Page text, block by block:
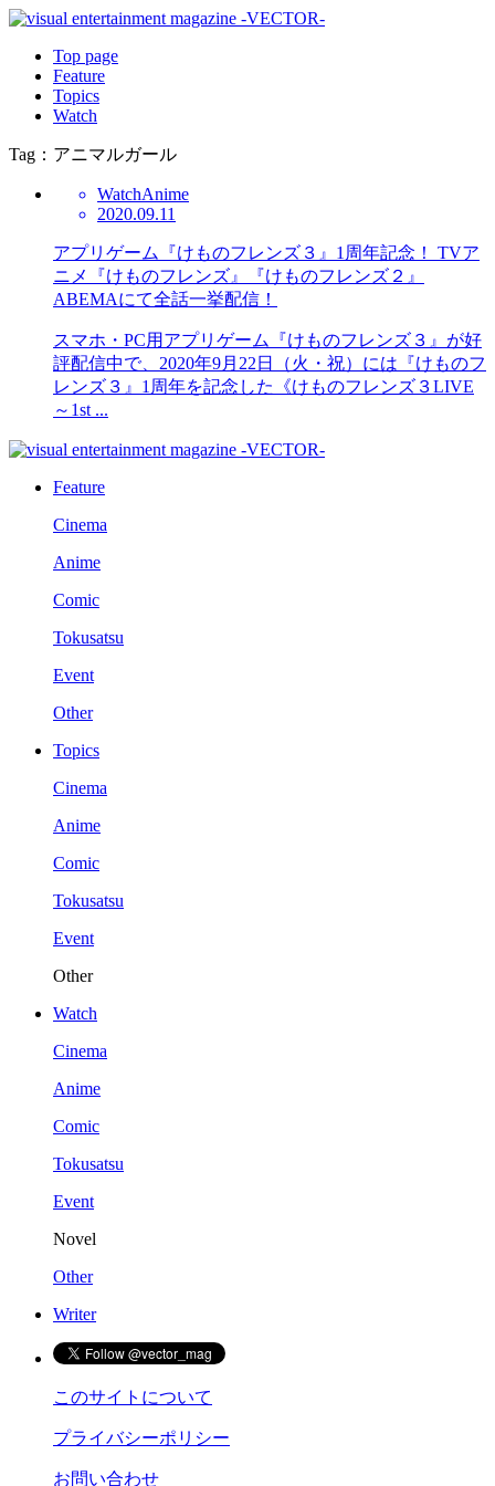
Top page
Feature
Topics
Watch
Tag：アニマルガール
WatchAnime
2020.09.11
アプリゲーム『けものフレンズ３』1周年記念！ TVア
ニメ『けものフレンズ』『けものフレンズ２』
ABEMAにて全話一挙配信！
スマホ・PC用アプリゲーム『けものフレンズ３』が好
評配信中で、2020年9月22日（火・祝）には『けものフ
レンズ３』1周年を記念した《けものフレンズ３LIVE
～1st ...
Feature
Cinema
Anime
Comic
Tokusatsu
Event
Other
Topics
Cinema
Anime
Comic
Tokusatsu
Event
Other
Watch
Cinema
Anime
Comic
Tokusatsu
Event
Novel
Other
Writer
このサイトについて
プライバシーポリシー
お問い合わせ